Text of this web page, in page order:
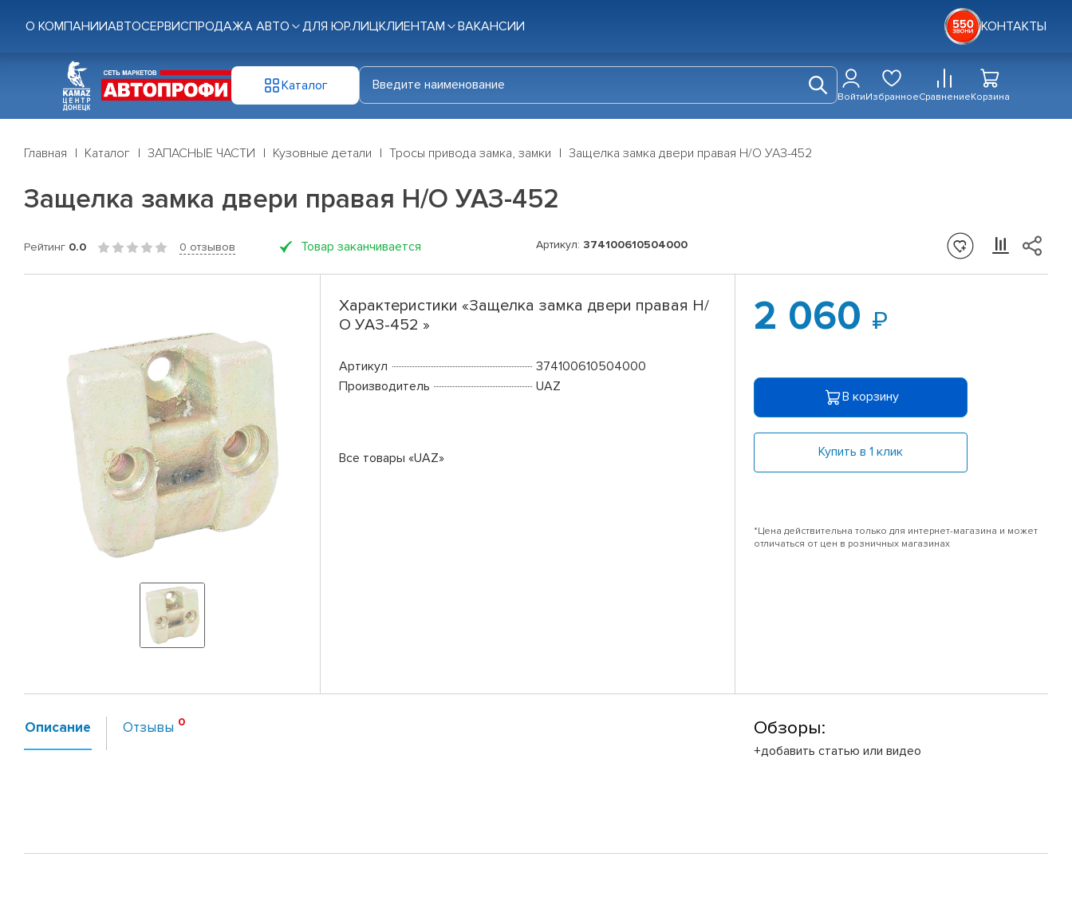
О КОМПАНИИАВТОСЕРВИСПРОДАЖА АВТО ДЛЯ ЮР.ЛИЦКЛИЕНТАМ ВАКАНСИИ КОНТАКТЫ
Каталог
ВойтиИзбранноеСравнениеКорзина
Главная Каталог ЗАПАСНЫЕ ЧАСТИ Кузовные детали Тросы привода замка, замки Защелка замка двери правая Н/О УАЗ-452
Защелка замка двери правая Н/О УАЗ-452
Рейтинг 0.0 0 отзывов Товар заканчивается Артикул: 374100610504000
Характеристики «Защелка замка двери правая Н/
О УАЗ-452 »
Артикул
374100610504000
Производитель
UAZ
Все товары «UAZ»
2 060
В корзину
Купить в 1 клик
*Цена действительна только для интернет-магазина и может
отличаться от цен в розничных магазинах
Описание Отзывы Обзоры:
+добавить статью или видео